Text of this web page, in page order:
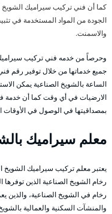
كما أن فني تركيب سيراميك الشويخ
الجودة من المواد المستخدمة في
والاسمنت.
وحرصاً من خدمه فني تركيب
جميع خدماتها من خلال توفير رقم
الساعة بالشويخ الصناعية يمكن
الارضيات في أي وقت كما أن خدمة
بمصداقيتها في الوصول في الأوقات
معلم سيراميك
يعتبر معلم تركيب سيراميك
رخام الشويخ الصناعية الذين
رخام في الشويخ الصناعية، والذين
والمنشآت السكنية والعمالية